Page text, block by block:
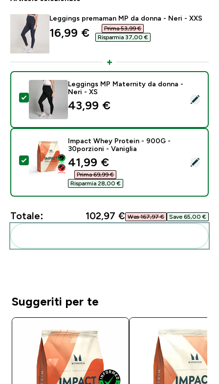
Leggings premaman MP da donna - Neri - XXS
discounted price
16,99 €‎
Prima 53,99 €‎
Risparmia 37,00 €‎
Seleziona questo prodotto - Leggings MP Maternity
Leggings MP Maternity da donna -
Neri - XS
43,99 €‎
Seleziona questo prodotto - Impact Whey Protein -
Impact Whey Protein - 900G -
30porzioni - Vaniglia
discounted price
41,99 €‎
Prima 69,99 €‎
Risparmia 28,00 €‎
Totale: 102,97 €‎ Was 167,97 €‎ Save 65,00 €‎
Suggeriti per te